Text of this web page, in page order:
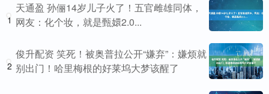
1
天通盈 孙俪14岁儿子火了！五官雌雄同体，
网友：化个妆，就是甄嬛2.0...
2
俊升配资 笑死！被奥普拉公开“嫌弃”：嫌烦就
别出门！哈里梅根的好莱坞大梦该醒了